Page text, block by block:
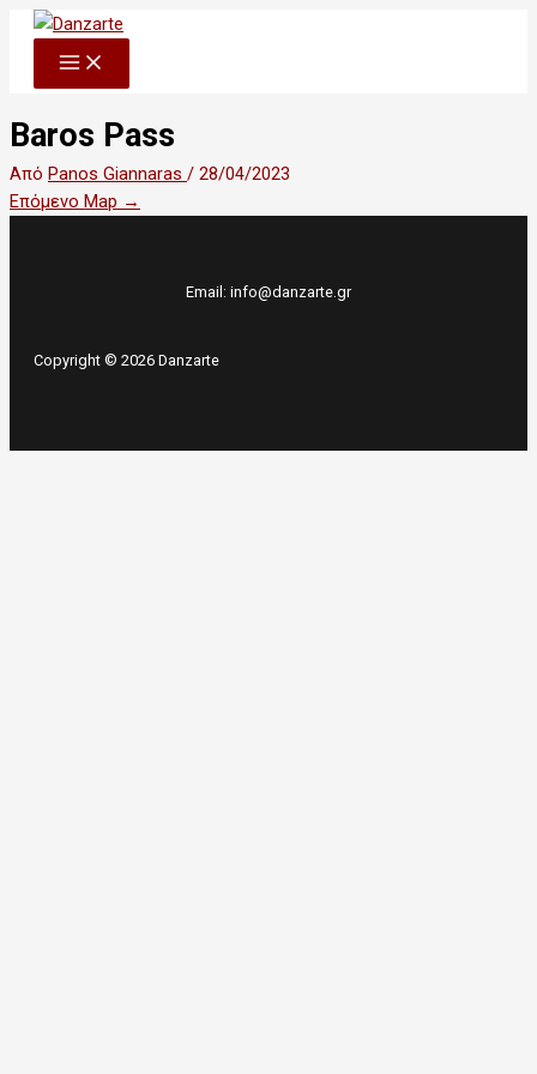
Μετάβαση
στο
περιεχόμενο
Baros Pass
Από Panos Giannaras / 28/04/2023
Επόμενο Map →
Email: info@danzarte.gr
Copyright © 2026 Danzarte